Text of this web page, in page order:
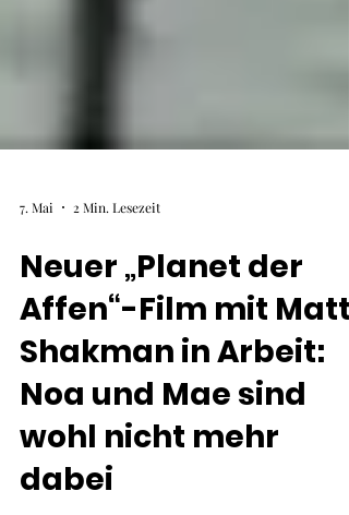
7. Mai 2 Min. Lesezeit
Neuer „Planet der
Affen“-Film mit Matt
Shakman in Arbeit:
Noa und Mae sind
wohl nicht mehr